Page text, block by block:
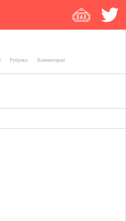
Рубрика: Комментарии